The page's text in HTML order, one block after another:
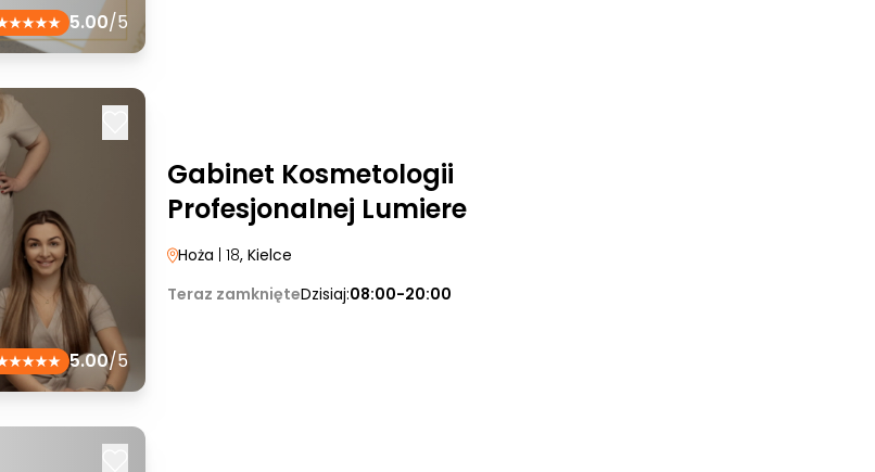
5.00/5
5.00/5
Gabinet Kosmetologii
Profesjonalnej Lumiere
Hoża | 18, Kielce
Teraz zamknięteDzisiaj:08:00-20:00